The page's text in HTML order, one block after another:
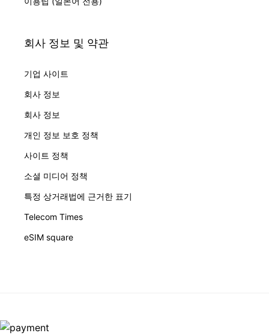
회사 정보 및 약관
기업 사이트
회사 정보
회사 정보
개인 정보 보호 정책
사이트 정책
소셜 미디어 정책
특정 상거래법에 근거한 표기
Telecom Times
eSIM square